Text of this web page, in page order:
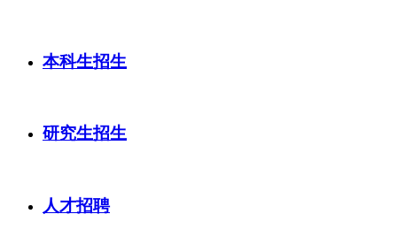
本科生招生
研究生招生
人才招聘